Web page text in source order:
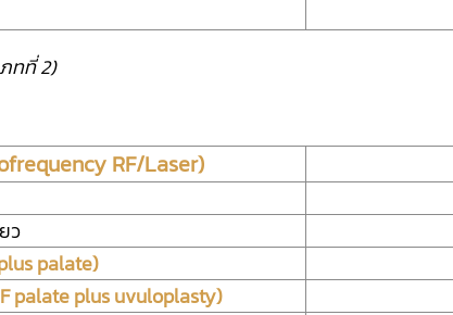
ทที่ 2)
RF/Laser)
ว
palate)
palate plus uvuloplasty)